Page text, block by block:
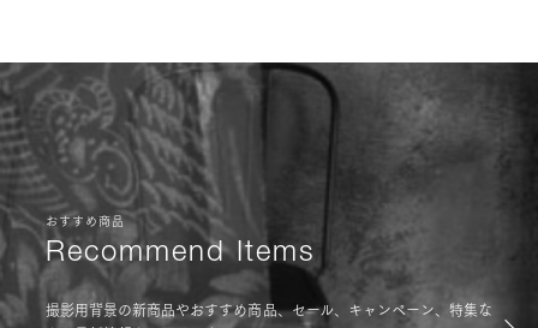
おすすめ商品
Recommend Items
撮影用背景の新商品やおすすめ商品、セール、キャンペーン、特集な